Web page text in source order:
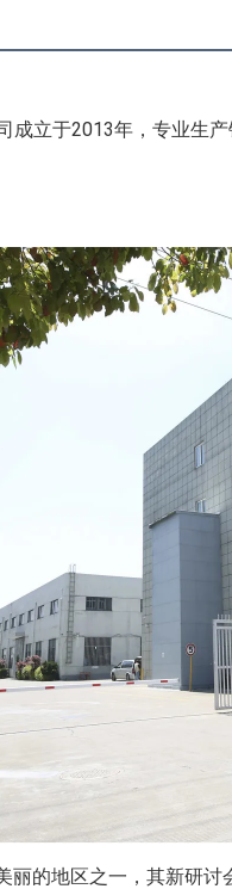
成立于2013年，专业生
丽的地区之一，其新研